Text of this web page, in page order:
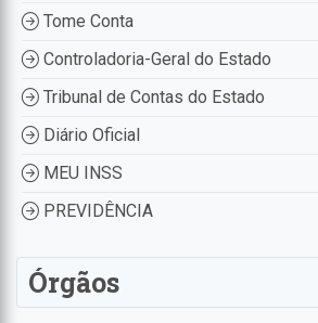
Tome Conta
Controladoria-Geral do Estado
Tribunal de Contas do Estado
Diário Oficial
MEU INSS
PREVIDÊNCIA
Órgãos